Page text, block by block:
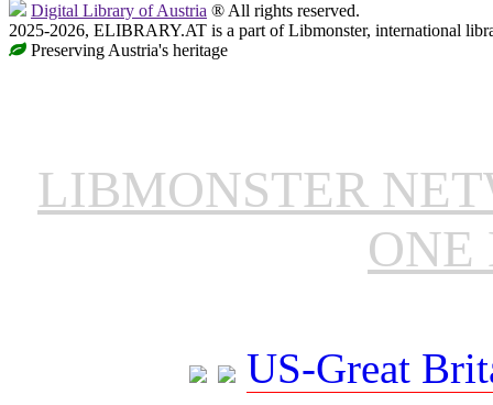
Digital Library of Austria ® All rights reserved.
2025-2026, ELIBRARY.AT is a part of Libmonster, international
Preserving Austria's heritage
LIBMONSTER
ONE
US-Great